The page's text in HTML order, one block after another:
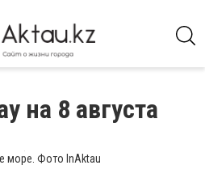
на 8 августа
море. Фото InAktau